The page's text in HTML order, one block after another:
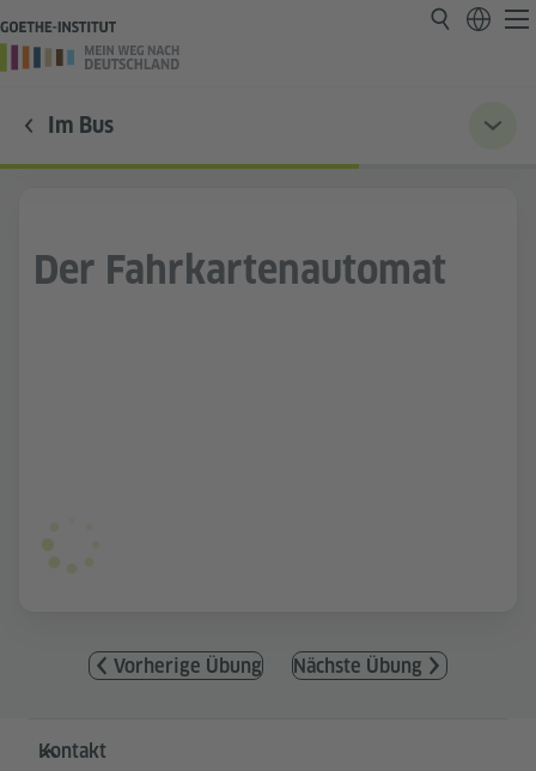
Im Bus
Der Fahrkartenautomat
Vorherige Übung Nächste Übung
Service- und Informationsbereich
Kontakt